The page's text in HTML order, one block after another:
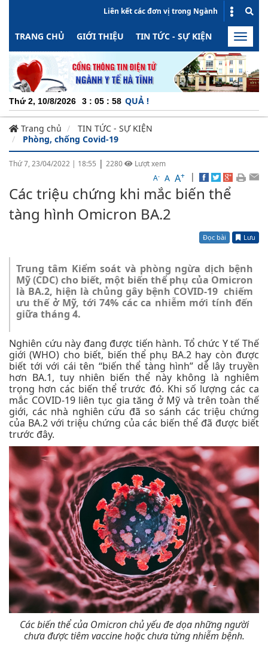
Liên kết các đơn vị trong Ngành
TRANG CHỦ GIỚI THIỆU TIN TỨC - SỰ KIỆN HOẠT
Toggle
Thứ 2, 10/8/2026 3 : 05 : 59
Trang chủ
TIN TỨC - SỰ KIỆN
Phòng, chống Covid-19
Thứ 7, 23/04/2022 | 18:55 | 2280
Lượt xem
A- A A+ |
Các triệu chứng khi mắc biến thể
tàng hình Omicron BA.2
Đọc bài Lưu
Trung tâm Kiểm soát và phòng ngừa dịch bệnh
Mỹ (CDC) cho biết, một biến thể phụ của Omicron
là BA.2, hiện là chủng gây bệnh COVID-19 chiếm
ưu thế ở Mỹ, tới 74% các ca nhiễm mới tính đến
giữa tháng 4.
Nghiên cứu này đang được tiến hành. Tổ chức Y tế Thế
giới (WHO) cho biết, biến thể phụ BA.2 hay còn được
biết tới với cái tên “biến thể tàng hình” dễ lây truyền
hơn BA.1, tuy nhiên biến thể này không là nghiêm
trọng hơn các biến thể trước đó. Khi số lượng các ca
mắc COVID-19 liên tục gia tăng ở Mỹ và trên toàn thế
giới, các nhà nghiên cứu đã so sánh các triệu chứng
của BA.2 với triệu chứng của các biến thể đã được biết
trước đây.
Các biến thể của Omicron chủ yếu đe dọa những người
chưa được tiêm vaccine hoặc chưa từng nhiễm bệnh.